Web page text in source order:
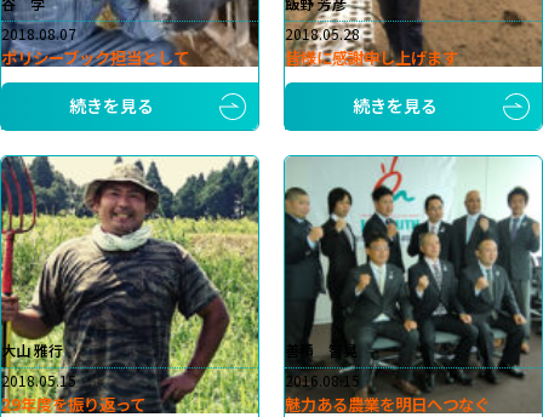
2018.08.07
ポリシーブック担当として
続きを見る
2018.05.28
皆様に感謝申し上げます
続きを見る
大山 雅行
2018.05.15
29年度を振り返って
善積 智晃
2016.08.15
魅力ある農業を明日へつなぐ